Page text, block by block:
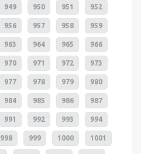
949 950 951 952
956 957 958 959
963 964 965 966
970 971 972 973
977 978 979 980
984 985 986 987
991 992 993 994
998 999 1000 1001